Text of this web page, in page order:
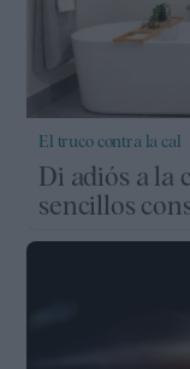
El truco contra la cal
Di adiós a la
sencillos